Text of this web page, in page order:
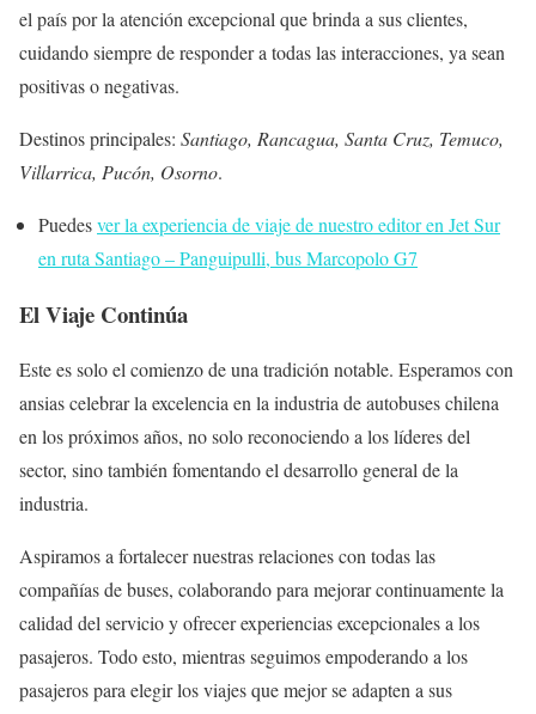
el país por la atención excepcional que brinda a sus clientes,
cuidando siempre de responder a todas las interacciones, ya sean
positivas o negativas.
Destinos principales: Santiago, Rancagua, Santa Cruz, Temuco,
Villarrica, Pucón, Osorno.
Puedesver la experiencia de viaje de nuestro editor en Jet Sur
en ruta Santiago – Panguipulli, bus Marcopolo G7
El Viaje Continúa
Este es solo el comienzo de una tradición notable. Esperamos con
ansias celebrar la excelencia en la industria de autobuses chilena
en los próximos años, no solo reconociendo a los líderes del
sector, sino también fomentando el desarrollo general de la
industria.
Aspiramos a fortalecer nuestras relaciones con todas las
compañías de buses, colaborando para mejorar continuamente la
calidad del servicio y ofrecer experiencias excepcionales a los
pasajeros. Todo esto, mientras seguimos empoderando a los
pasajeros para elegir los viajes que mejor se adapten a sus